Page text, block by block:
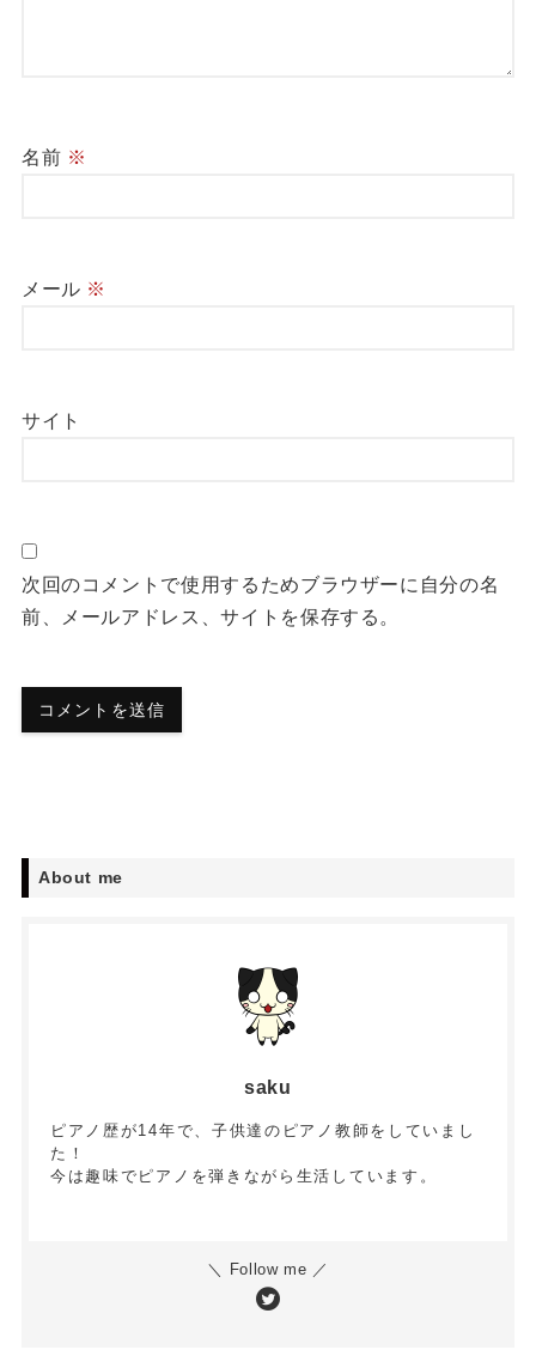
名前 ※
メール ※
サイト
次回のコメントで使用するためブラウザーに自分の名
前、メールアドレス、サイトを保存する。
About me
saku
ピアノ歴が14年で、子供達のピアノ教師をしていまし
た！
今は趣味でピアノを弾きながら生活しています。
＼ Follow me ／